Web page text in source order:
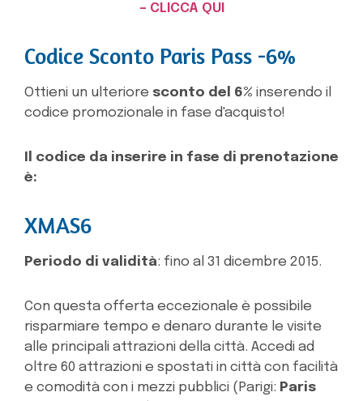
– CLICCA QUI
Codice Sconto Paris Pass -6%
Ottieni un ulteriore sconto del 6% inserendo il
codice promozionale in fase d'acquisto!
Il codice da inserire in fase di prenotazione
è:
XMAS6
Periodo di validità: fino al 31 dicembre 2015.
Con questa offerta eccezionale è possibile
risparmiare tempo e denaro durante le visite
alle principali attrazioni della città. Accedi ad
oltre 60 attrazioni e spostati in città con facilità
e comodità con i mezzi pubblici (Parigi: Paris